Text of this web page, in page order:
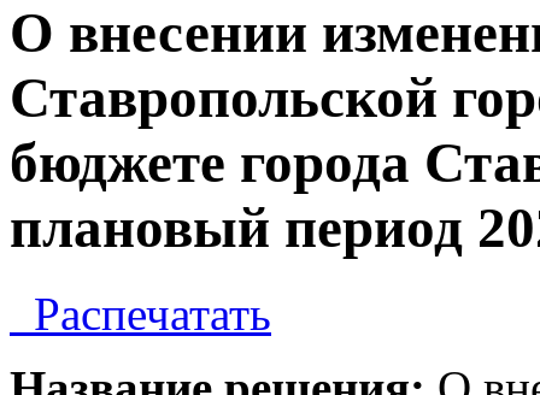
О внесении
Ставропольской
бюджете города
плановый период
Распечатать